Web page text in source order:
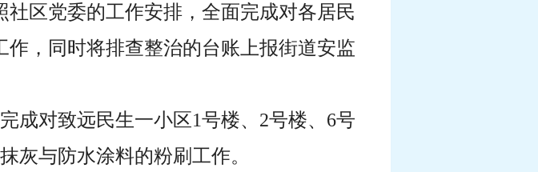
社区党委的工作安排，全面完成对各居民
，同时将排查整治的台账上报街道安监
成对致远民生一小区1号楼、2号楼、6号
灰与防水涂料的粉刷工作。